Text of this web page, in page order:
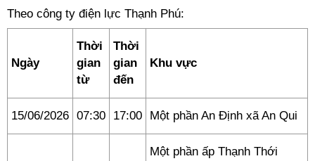
Theo công ty điện lực Thạnh Phú:
Ngày
Thời
gian
từ
Thời
gian
đến
Khu vực
15/06/2026 07:30 17:00 Một phần An Định xã An Qui
Một phần ấp Thạnh Thới